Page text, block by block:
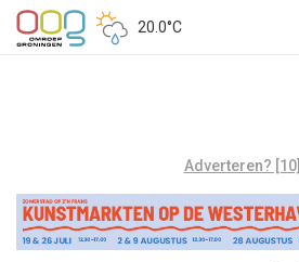
20.0°C
Adverteren? [10]